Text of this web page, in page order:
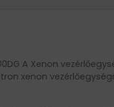
A Xenon
xenon